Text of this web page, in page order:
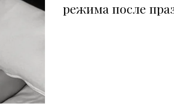
режима после